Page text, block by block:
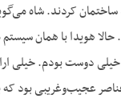
ساختمان کردند. شاه
حالا هویدا با همان
خیلی دوست بودم. خیلی
عجیب‌وغریبی بود